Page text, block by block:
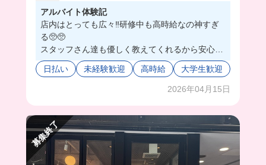
アルバイト体験記
店内はとっても広々‼️研修中も高時給なの神すぎ
る🥺🥺
スタッフさん達も優しく教えてくれるから安心し
て働けちゃう！！
髪色ネイルピアス完全自由だかららおしゃれして
日払い 未経験歓迎 高時給 大学生歓迎
2026年04月15日
募集終了